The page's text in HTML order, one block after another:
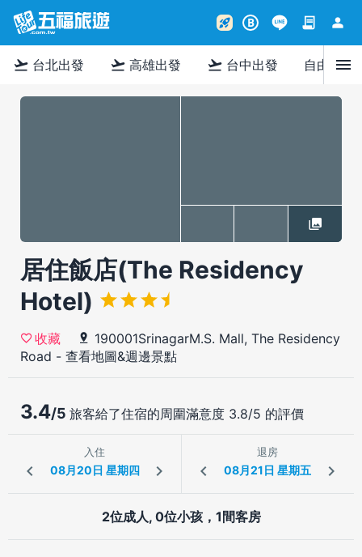
rocket_launch B contract person
flight_takeoff 台北出發 flight_takeoff 高雄出發 flight_takeoff 台中出發 自由行menu
居住飯店(The Residency
Hotel)
收藏
190001SrinagarM.S. Mall, The Residency
Road - 查看地圖&週邊景點
3.4/5 旅客給了住宿的周圍滿意度 3.8/5 的評價
入住 退房
2位成人, 0位小孩，1間客房